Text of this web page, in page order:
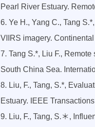
Pearl River Estuary.
6. Ye H., Yang C., Tang
VIIRS imagery.
7. Tang S.*, Liu F.,
South China Sea.
8. Liu, F., Tang, S.*,
Estuary. IEEE
9. Liu, F., Tang, S.＊,